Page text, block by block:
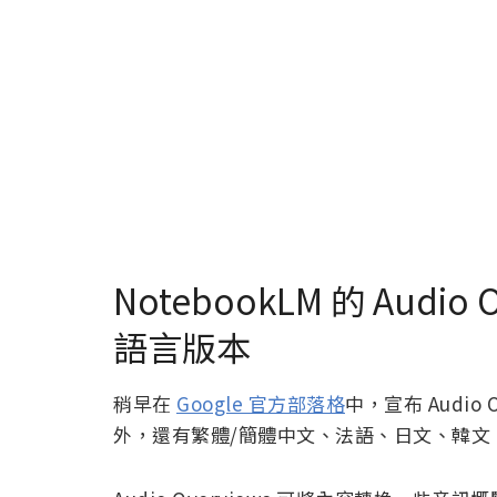
NotebookLM 的 Audio
語言版本
稍早在 Google 官方部落格中，宣布 Audio
外，還有繁體/簡體中文、法語、日文、韓